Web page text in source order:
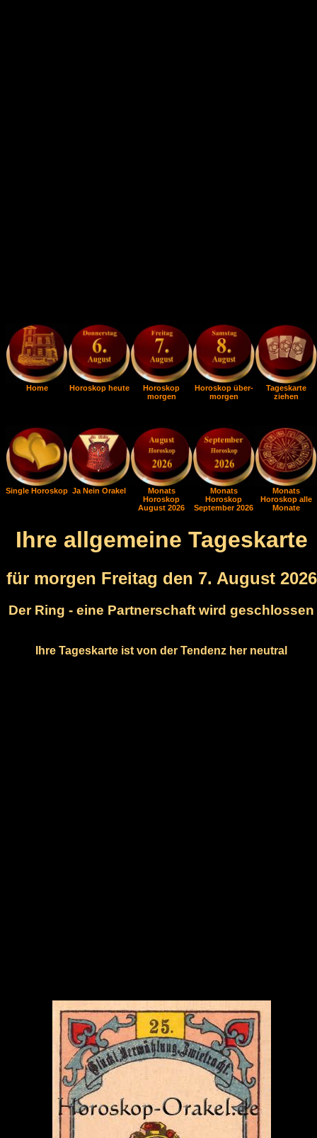
Home Horoskop heute
Horoskop
morgen
Horoskop über-
morgen
Tageskarte
ziehen
Single Horoskop Ja Nein Orakel
Monats
Horoskop
August 2026
Monats
Horoskop
September 2026
Monats
Horoskop alle
Monate
Ihre allgemeine Tageskarte
für morgen Freitag den 7. August 2026
Der Ring - eine Partnerschaft wird geschlossen
Ihre Tageskarte ist von der Tendenz her neutral